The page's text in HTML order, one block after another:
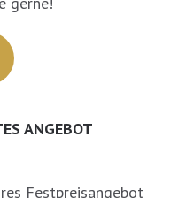
ANGEBOT
Festpreisangebot